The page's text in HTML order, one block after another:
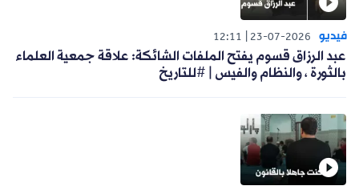
فيديو 23-07-2026
12:11
عبد الرزاق قسوم يفتح الملفات الشائكة: علاقة جمعية العلماء
بالثورة ، والنظام والفيس | #للتاريخ